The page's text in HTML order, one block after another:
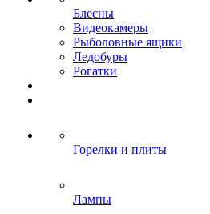
Блесны
Видеокамеры
Рыболовные ящики
Ледобуры
Рогатки
Горелки и плиты
Лампы